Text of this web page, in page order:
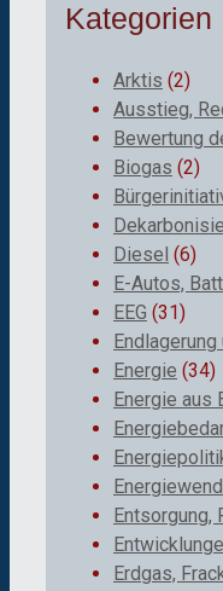
Kategorien
Arktis (2)
Ausstieg,
Bewertung
Biogas (2)
Diesel (6)
E-Autos,
EEG (31)
Energie (34)
Energie aus
Entsorgung,
Erdgas,